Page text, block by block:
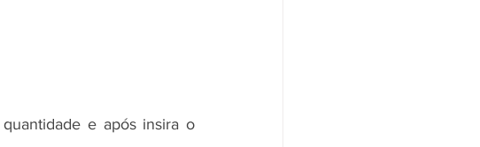
e após insira o